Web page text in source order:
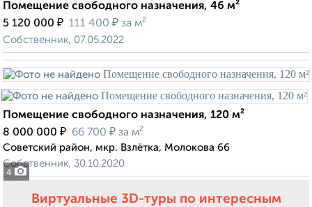
Помещение свободного назначения, 46 м²
5 120 000 ₽ 111 400 ₽ за м²
Собственник, 07.05.2022
4
Помещение свободного назначения, 120 м²
8 000 000 ₽ 66 700 ₽ за м²
Советский район, мкр. Взлётка, Молокова 66
Собственник, 30.10.2020
Виртуальные 3D-туры по интересным